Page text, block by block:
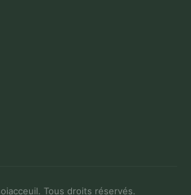
Tous droits réservés.